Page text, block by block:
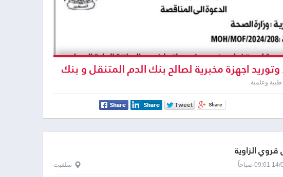
اجهزة مخبرية لصالح بنك الدم المتنقل و بنك
الصحةوعلمية
الزاوية
صباحاً سلفيت